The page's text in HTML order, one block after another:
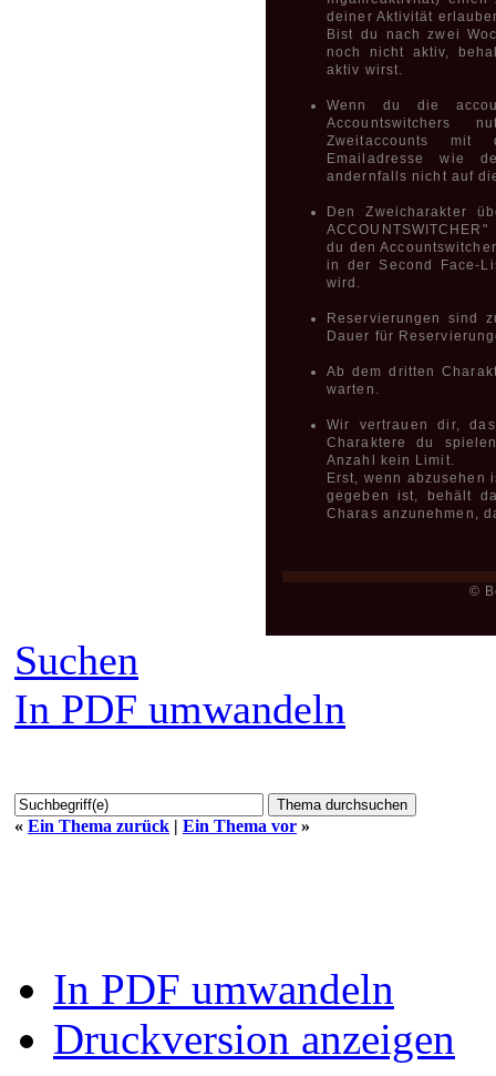
deiner Aktivität
Bist du nach zwei
noch nicht aktiv,
aktiv wirst.
Wenn du die
Accountswitchers
Zweitaccounts mit
Emailadresse wie
andernfalls nicht auf
Den Zweicharakter
du den
in der Second Face-
wird.
Reservierungen sind
Dauer für
Ab dem dritten
warten.
Wir vertrauen dir,
Charaktere du
Anzahl kein Limit.
Erst, wenn abzusehen
gegeben ist, behält
Charas anzunehmen,
©
Suchen
In PDF umwandeln
« Ein Thema zurück | Ein Thema vor »
In PDF umwandeln
Druckversion anzeigen